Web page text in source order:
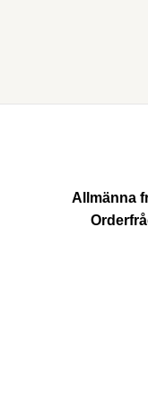
Allmänna